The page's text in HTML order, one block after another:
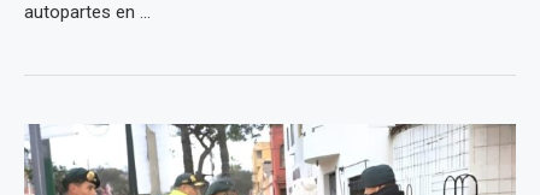
autopartes en ...